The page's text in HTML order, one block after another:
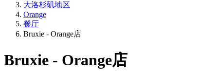
大洛杉矶地区
Orange
餐厅
Bruxie - Orange店
Bruxie - Orange店